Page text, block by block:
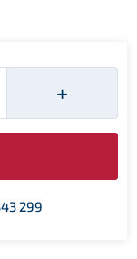
+
299